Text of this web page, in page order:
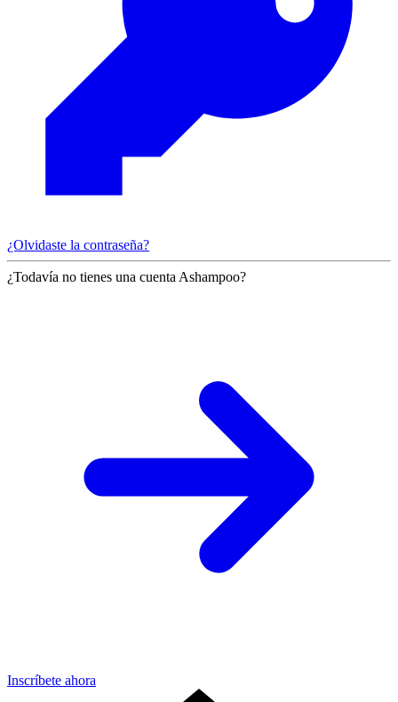
¿Olvidaste la contraseña?
¿Todavía no tienes una cuenta Ashampoo?
Inscríbete ahora